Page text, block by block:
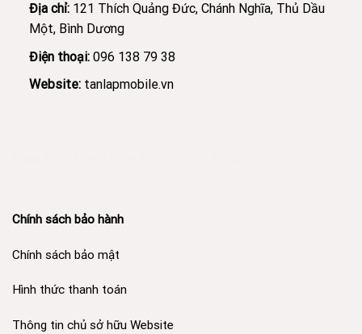
Địa chỉ: 121 Thích Quảng Đức, Chánh Nghĩa, Thủ Dầu
Một, Bình Dương
Điện thoại: 096 138 79 38
Website: tanlapmobile.vn
Chính sách bảo hành
Chính sách bảo mật
Hình thức thanh toán
Thông tin chủ sở hữu Website